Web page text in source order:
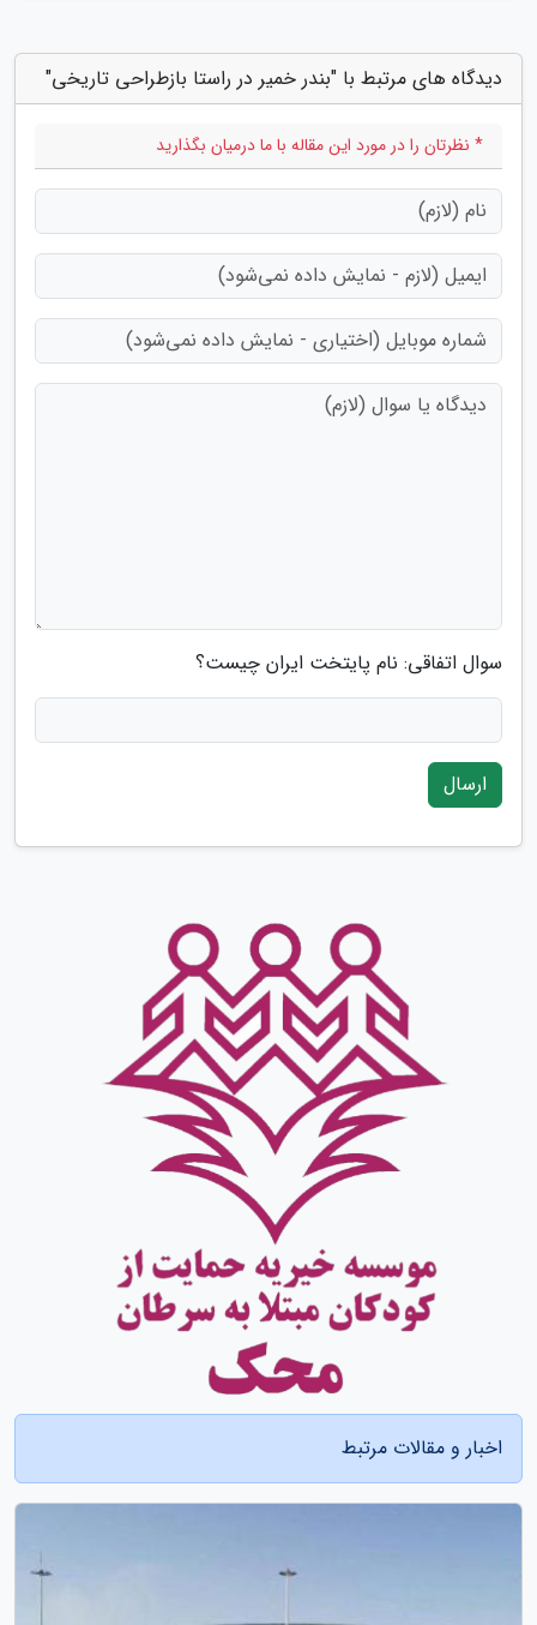
دیدگاه های مرتبط با "بندر خمیر در راستا بازطراحی تاریخی"
* نظرتان را در مورد این مقاله با ما درمیان بگذارید
سوال اتفاقی: نام پایتخت ایران چیست؟
ارسال
اخبار و مقالات مرتبط